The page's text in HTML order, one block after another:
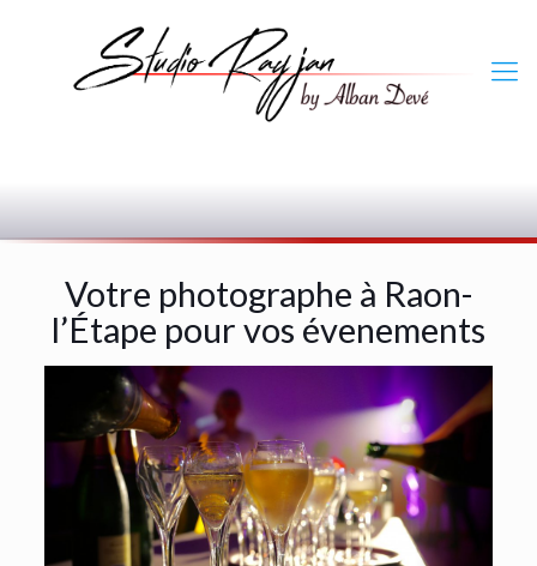
Votre photographe à Raon-
l’Étape pour vos évenements